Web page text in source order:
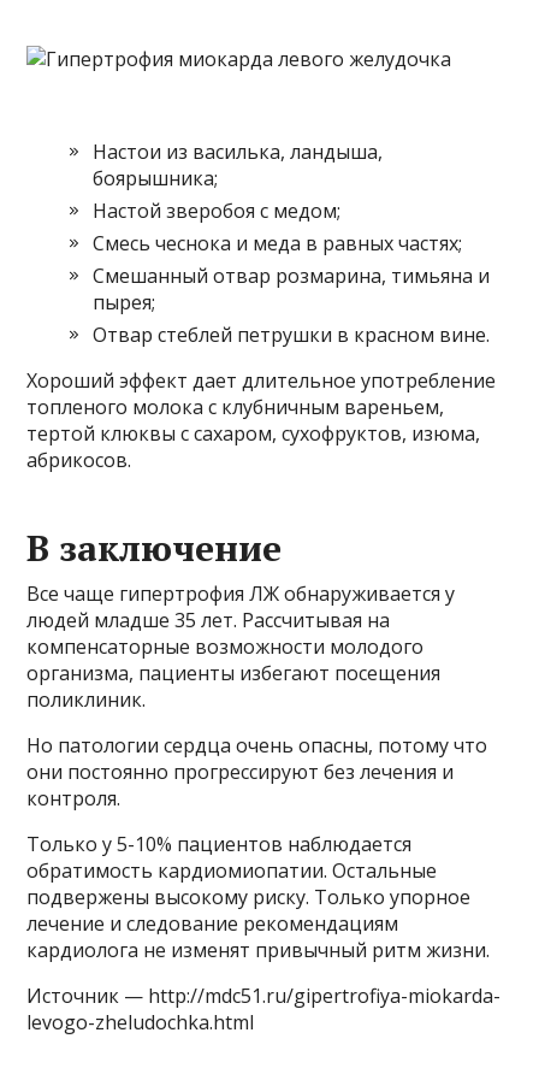
Настои из василька, ландыша,
боярышника;
Настой зверобоя с медом;
Смесь чеснока и меда в равных частях;
Смешанный отвар розмарина, тимьяна и
пырея;
Отвар стеблей петрушки в красном вине.
Хороший эффект дает длительное употребление
топленого молока с клубничным вареньем,
тертой клюквы с сахаром, сухофруктов, изюма,
абрикосов.
В заключение
Все чаще гипертрофия ЛЖ обнаруживается у
людей младше 35 лет. Рассчитывая на
компенсаторные возможности молодого
организма, пациенты избегают посещения
поликлиник.
Но патологии сердца очень опасны, потому что
они постоянно прогрессируют без лечения и
контроля.
Только у 5-10% пациентов наблюдается
обратимость кардиомиопатии. Остальные
подвержены высокому риску. Только упорное
лечение и следование рекомендациям
кардиолога не изменят привычный ритм жизни.
Источник — http://mdc51.ru/gipertrofiya-miokarda-
levogo-zheludochka.html